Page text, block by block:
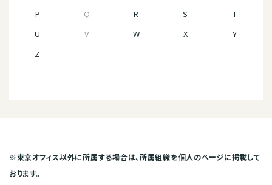
P
Q R S
T
U
V W X
Y
Z
※東京オフィス以外に所属する場合は、所属組織を個人のページに掲載して
おります。